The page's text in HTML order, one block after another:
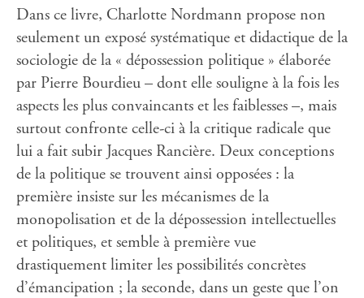
Dans ce livre, Charlotte Nordmann propose non
seulement un exposé systématique et didactique de la
sociologie de la « dépossession politique » élaborée
par Pierre Bourdieu – dont elle souligne à la fois les
aspects les plus convaincants et les faiblesses –, mais
surtout confronte celle-ci à la critique radicale que
lui a fait subir Jacques Rancière. Deux conceptions
de la politique se trouvent ainsi opposées : la
première insiste sur les mécanismes de la
monopolisation et de la dépossession intellectuelles
et politiques, et semble à première vue
drastiquement limiter les possibilités concrètes
d’émancipation ; la seconde, dans un geste que l’on